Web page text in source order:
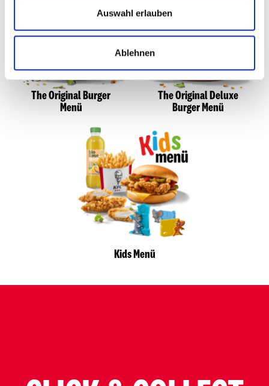
Auswahl erlauben
Ablehnen
The Original Burger
Menü
The Original Deluxe
Burger Menü
Kids Menü